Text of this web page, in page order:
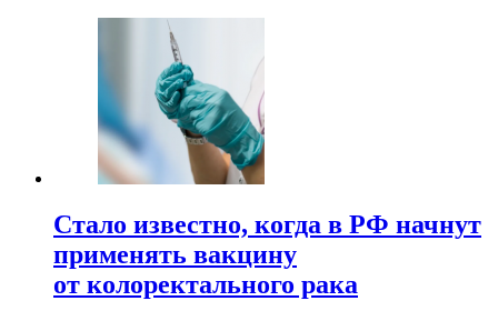
Стало известно, когда в РФ начнут
применять вакцину
от колоректального рака